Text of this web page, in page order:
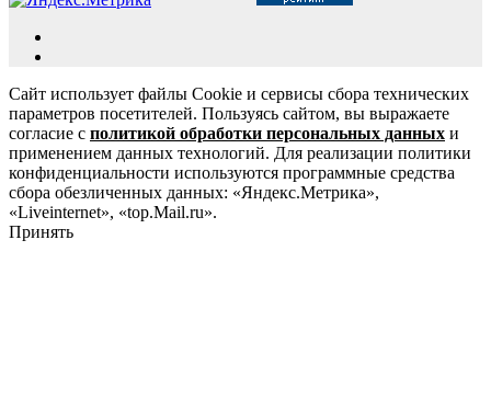
Сайт использует файлы Cookie и сервисы сбора технических
параметров посетителей. Пользуясь сайтом, вы выражаете
согласие с политикой обработки персональных данных и
применением данных технологий. Для реализации политики
конфиденциальности используются программные средства
сбора обезличенных данных: «Яндекс.Метрика»,
«Liveinternet», «top.Mail.ru».
Принять